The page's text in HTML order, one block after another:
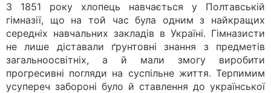
З 1851 року хлопець навчається у Полтавській
гімназії, що на той час була одним з найкращих
середніх навчальних закладів в Україні. Гімназисти
не лише діставали ґрунтовні знання з предметів
загальноосвітніх, а й мали змогу виробити
прогресивні погляди на суспільне життя. Терпимим
усупереч забороні було й ставлення до української